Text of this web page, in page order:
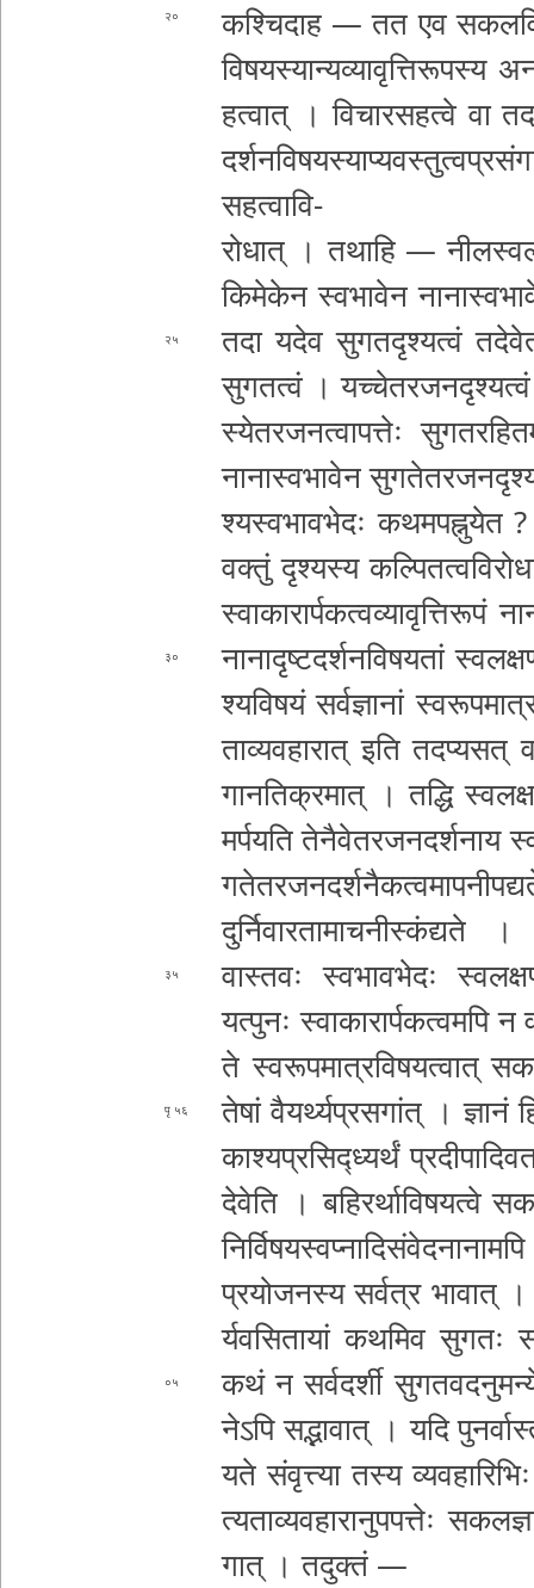
२०
क­श्चि­दा­ह — तत एव
वि­ष­य­स्या­न्य­व्या­वृ­त्तिरूपस्य
ह­त्वा­त् । वि­चा­र­स­ह­त्वे वा
स­ह­त्वा­वि­
रोधात् । तथाहि —
कि­मे­के­न स्व­भा­वे­न
२५
तदा यदेव सु­ग­त­दृ­श्य­त्वं
सु­ग­त­त्वं ।
स्ये­त­र­ज­न­त्वा­प­त्तेः सुगत
ना­ना­स्व­भा­वे­न
श्य­स्व­भा­व­भे­दः
वक्तुं दृश्यस्य
स्वा­का­रा­र्प­क­त्व­व्या­वृ­त्ति­रू­पं
३०
ना­ना­दृ­ष्ट­द­र्श­न­वि­ष­य­तां
श्य­वि­ष­यंस­र्व­ज्ञा­नां
ता­व्य­व­हा­रा­त् इति त­द­प्य­स­त्
गा­न­ति­क्र­मा­त् । तद्धि
मर्पयति ते­नै­वे­त­र­ज­न­द­र्श­ना­य
ग­ते­त­र­ज­न­द­र्श­नै­क­त्व­मा­प­नी­प
दु­र्नि­वा­र­ता­मा­च­नी­स्कं­द्य­ते
३५
वास्तवः स्व­भा­व­भे­दः
यत्पुनः स्वा­का­रा­र्प­क­त्व­म­पि न
ते स्व­रू­प­मा­त्र­वि­ष­य­त्वा­त्
५६
तेषां वै­य­र्थ्य­प्र­स­गां­त् । ज्ञानं
का­श्य­प्र­सि­द्ध्य­र्थं प्रदीपा
दे­वे­ति । ब­हि­र­र्था­वि­ष­य­त्वे
प्र­यो­ज­न­स्य सर्वत्र भावात्
र्य­व­सि­ता­यां क­थ­मि­व सुगतः
०५
कथं न स­र्व­द­र्शी
ने­ऽ­पि स­द्भा­वा­त् ।यदि
य­ते संवृत्त्या तस्य
त्य­ता­व्य­व­हा­रा­नु­प­प­त्तेः
गा­त् ।तदुक्तं —